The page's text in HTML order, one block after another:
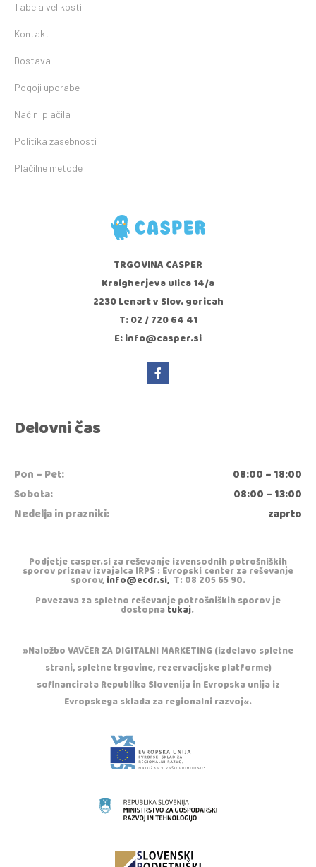
Tabela velikosti
Kontakt
Dostava
Pogoji uporabe
Načini plačila
Politika zasebnosti
Plačilne metode
TRGOVINA CASPER
Kraigherjeva ulica 14/a
2230 Lenart v Slov. goricah
T: 02 / 720 64 41
E: info@casper.si
Delovni čas
Pon – Pet:
08:00 – 18:00
Sobota:
08:00 – 13:00
Nedelja in prazniki:
zaprto
Podjetje casper.si za reševanje izvensodnih potrošniških
sporov priznav izvajalca IRPS : Evropski center za reševanje
sporov,info@ecdr.si, T: 08 205 65 90.
Povezava za spletno reševanje potrošniških sporov je
dostopnatukaj.
»Naložbo VAVČER ZA DIGITALNI MARKETING (izdelavo spletne
strani, spletne trgovine, rezervacijske platforme)
sofinancirata Republika Slovenija in Evropska unija iz
Evropskega sklada za regionalni razvoj«.